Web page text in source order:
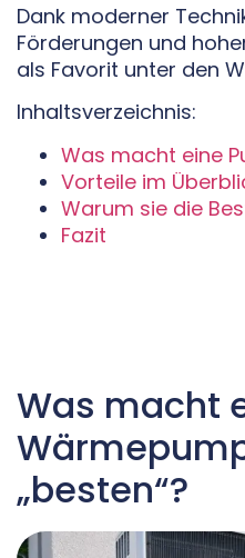
Dank moderner
Förderungen und
als Favorit unter den
Inhaltsverzeichnis:
Was macht eine
Vorteile im
Warum sie die
Fazit
Was macht
„besten“?